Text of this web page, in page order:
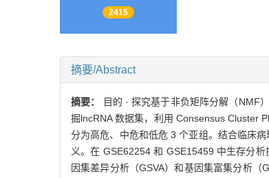
2415
摘要/Abstract
摘要：
目的 · 探究基于非负矩阵分解（NMF
掘lncRNA 数据集，利用 Consensus Cluster
分为高危、中危和低危 3 个亚组。结合临床
义。在 GSE62254 和 GSE15459 中生存分
因集差异分析（GSVA）和基因集富集分析